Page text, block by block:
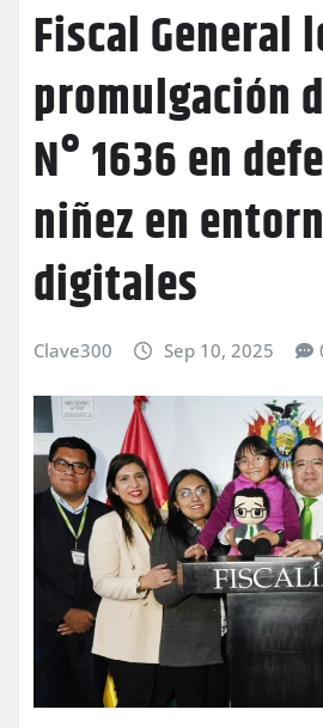
Fiscal General
promulgación
N° 1636 en
niñez en
digitales
Clave300 Sep 10, 2025